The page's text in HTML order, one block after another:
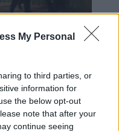
My Personal
to third parties, or
information for
the below opt-out
note that after your
continue seeing
Knicks fans,
ΑΡΘΡΑ